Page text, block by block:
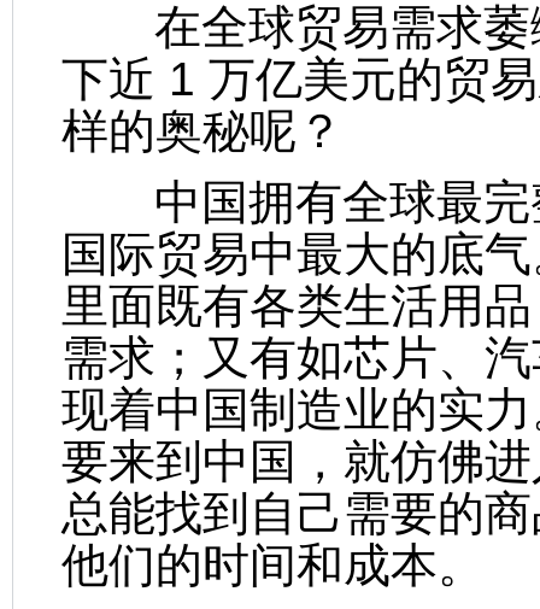
在全球贸易需求萎
下近 1 万亿美元的贸
样的奥秘呢？
中国拥有全球最完
国际贸易中最大的底
里面既有各类生活用
需求；又有如芯片、
现着中国制造业的实
要来到中国，就仿佛
总能找到自己需要的
他们的时间和成本。